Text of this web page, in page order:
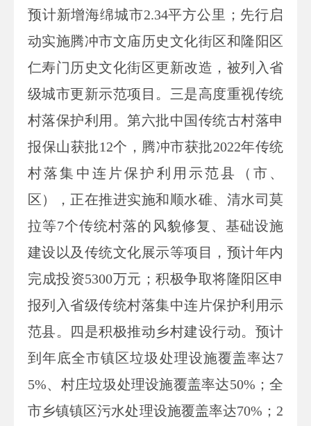
预计新增海绵城市2.34平方公里；先行启
动实施腾冲市文庙历史文化街区和隆阳区
仁寿门历史文化街区更新改造，被列入省
级城市更新示范项目。三是高度重视传统
村落保护利用。第六批中国传统古村落申
报保山获批12个，腾冲市获批2022年传统
村落集中连片保护利用示范县（市、
区），正在推进实施和顺水碓、清水司莫
拉等7个传统村落的风貌修复、基础设施
建设以及传统文化展示等项目，预计年内
完成投资5300万元；积极争取将隆阳区申
报列入省级传统村落集中连片保护利用示
范县。四是积极推动乡村建设行动。预计
到年底全市镇区垃圾处理设施覆盖率达7
5%、村庄垃圾处理设施覆盖率达50% ；全
市乡镇镇区污水处理设施覆盖率达70% ； 2